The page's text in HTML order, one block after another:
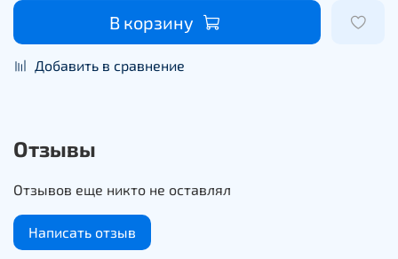
В корзину
Добавить в сравнение
Отзывы
Отзывов еще никто не оставлял
Написать отзыв